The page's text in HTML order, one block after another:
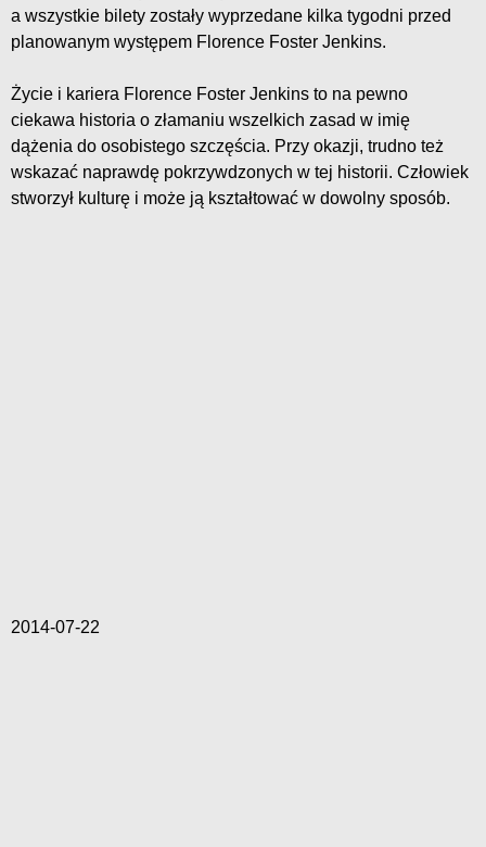
a wszystkie bilety zostały wyprzedane kilka tygodni przed
planowanym występem Florence Foster Jenkins.
Życie i kariera Florence Foster Jenkins to na pewno
ciekawa historia o złamaniu wszelkich zasad w imię
dążenia do osobistego szczęścia. Przy okazji, trudno też
wskazać naprawdę pokrzywdzonych w tej historii. Człowiek
stworzył kulturę i może ją kształtować w dowolny sposób.
2014-07-22